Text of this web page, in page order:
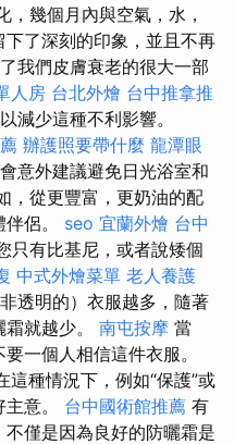
幾個月內與空氣，水，
了深刻的印象，並且不再
我們皮膚衰老的很大一部
人房 台北外燴 台中推拿推
減少這種不利影響。
辦護照要帶什麼 龍潭眼
意外建議避免日光浴室和
，從更豐富，更奶油的配
侶。 seo 宜蘭外燴 台中
只有比基尼，或者說矮個
中式外燴菜單 老人養護
透明的）衣服越多，隨著
就越少。 南屯按摩 當
一個人相信這件衣服。
這種情況下，例如“保護”或
意。 台中國術館推薦 有
僅是因為良好的防曬霜是